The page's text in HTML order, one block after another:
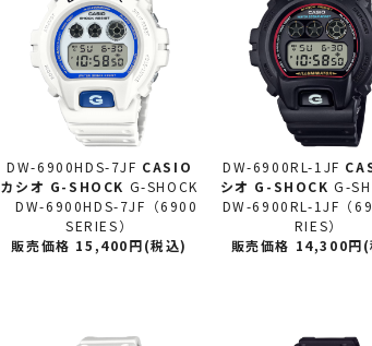
DW-6900HDS-7JF CASIO
カシオ G-SHOCK G-SHOCK
DW-6900HDS-7JF（6900
SERIES）
販売価格 15,400円(税込)
DW-6900RL-1JF
シオ G-SHOCKG-
DW-6900RL-1JF（
RIES）
販売価格 14,300円(